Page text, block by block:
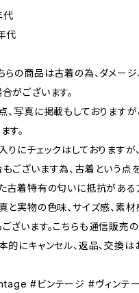
代
らの商品は古着の為、ダメー
がございます。
点、写真に掲載もしております
す。
りにチェックはしております
ございます為、古着という点
た古着特有の匂いに抵抗がある
と実物の色味、サイズ感、素
ざいます。こちらも通信販売
的にキャンセル、返品、交換は
#ビンテージ #ヴィンテ